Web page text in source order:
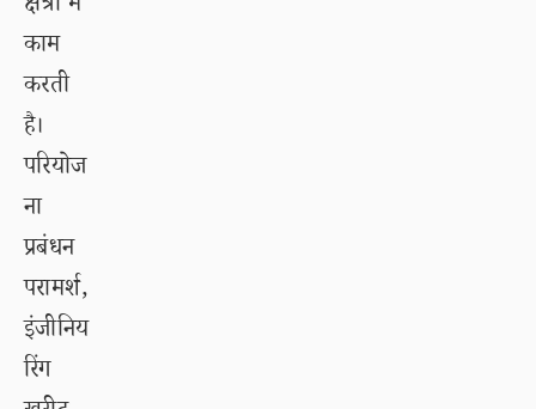
काम
करती
है।
परियोज
ना
प्रबंधन
परामर्श,
इंजीनिय
रिंग